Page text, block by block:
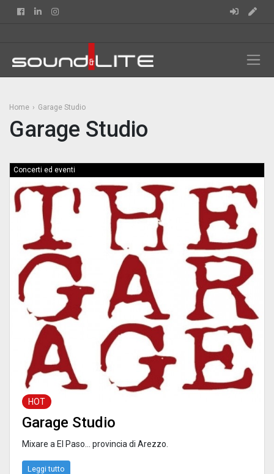
FacebookLinkedin
Home Garage Studio
Garage Studio
Concerti ed eventi
HOT
Garage Studio
Mixare a El Paso… provincia di Arezzo.
Leggi tutto